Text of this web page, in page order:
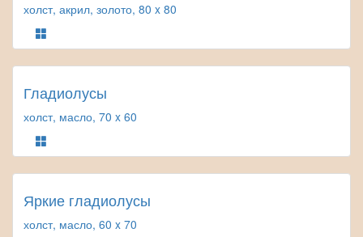
холст, акрил, золото, 80 x 80
Гладиолусы
холст, масло, 70 x 60
Яркие гладиолусы
холст, масло, 60 x 70